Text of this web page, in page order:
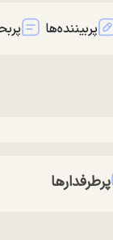
پربیننده‌ها
پرطرفدارها